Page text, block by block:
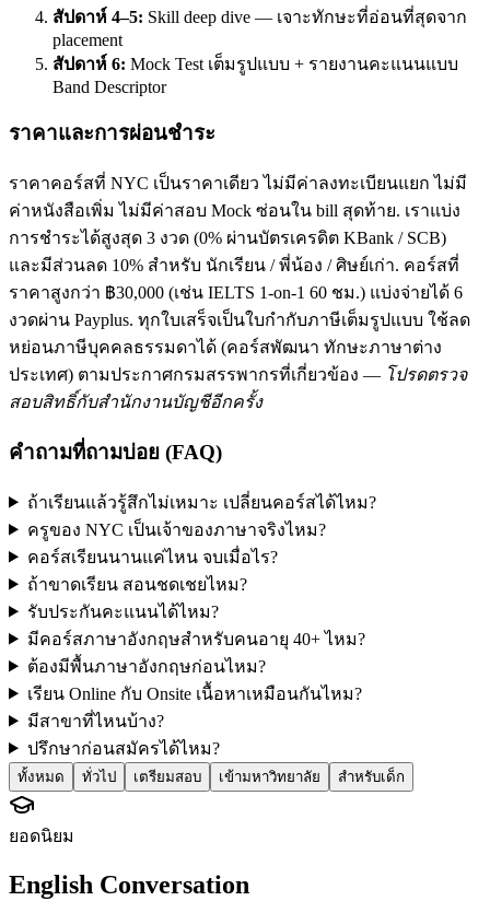
สัปดาห์ 4–5: Skill deep dive — เจาะทักษะที่อ่อนที่สุดจาก
placement
สัปดาห์ 6: Mock Test เต็มรูปแบบ + รายงานคะแนนแบบ
Band Descriptor
ราคาและการผ่อนชำระ
ราคาคอร์สที่ NYC เป็นราคาเดียว ไม่มีค่าลงทะเบียนแยก ไม่มี
ค่าหนังสือเพิ่ม ไม่มีค่าสอบ Mock ซ่อนใน bill สุดท้าย. เราแบ่ง
การชำระได้สูงสุด 3 งวด (0% ผ่านบัตรเครดิต KBank / SCB)
และมีส่วนลด 10% สำหรับ นักเรียน / พี่น้อง / ศิษย์เก่า. คอร์สที่
ราคาสูงกว่า ฿30,000 (เช่น IELTS 1-on-1 60 ชม.) แบ่งจ่ายได้ 6
งวดผ่าน Payplus. ทุกใบเสร็จเป็นใบกำกับภาษีเต็มรูปแบบ ใช้ลด
หย่อนภาษีบุคคลธรรมดาได้ (คอร์สพัฒนา ทักษะภาษาต่าง
ประเทศ) ตามประกาศกรมสรรพากรที่เกี่ยวข้อง — โปรดตรวจ
สอบสิทธิ์กับสำนักงานบัญชีอีกครั้ง
คำถามที่ถามบ่อย (FAQ)
ถ้าเรียนแล้วรู้สึกไม่เหมาะ เปลี่ยนคอร์สได้ไหม?
ครูของ NYC เป็นเจ้าของภาษาจริงไหม?
คอร์สเรียนนานแค่ไหน จบเมื่อไร?
ถ้าขาดเรียน สอนชดเชยไหม?
รับประกันคะแนนได้ไหม?
มีคอร์สภาษาอังกฤษสำหรับคนอายุ 40+ ไหม?
ต้องมีพื้นภาษาอังกฤษก่อนไหม?
เรียน Online กับ Onsite เนื้อหาเหมือนกันไหม?
มีสาขาที่ไหนบ้าง?
ปรึกษาก่อนสมัครได้ไหม?
ทั้งหมด ทั่วไป เตรียมสอบ เข้ามหาวิทยาลัย สำหรับเด็ก
ยอดนิยม
English Conversation